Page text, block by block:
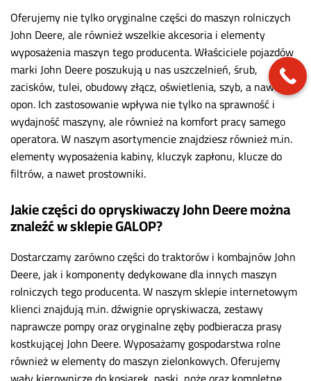
Oferujemy nie tylko oryginalne części do maszyn rolniczych
John Deere, ale również wszelkie akcesoria i elementy
wyposażenia maszyn tego producenta. Właściciele pojazdów
marki John Deere poszukują u nas uszczelnień, śrub,
zacisków, tulei, obudowy złącz, oświetlenia, szyb, a nawet
opon. Ich zastosowanie wpływa nie tylko na sprawność i
wydajność maszyny, ale również na komfort pracy samego
operatora. W naszym asortymencie znajdziesz również m.in.
elementy wyposażenia kabiny, kluczyk zapłonu, klucze do
filtrów, a nawet prostowniki.
Jakie części do opryskiwaczy John Deere można
znaleźć w sklepie GALOP?
Dostarczamy zarówno części do traktorów i kombajnów John
Deere, jak i komponenty dedykowane dla innych maszyn
rolniczych tego producenta. W naszym sklepie internetowym
klienci znajdują m.in. dźwignie opryskiwacza, zestawy
naprawcze pompy oraz oryginalne zęby podbieracza prasy
kostkującej John Deere. Wyposażamy gospodarstwa rolne
również w elementy do maszyn zielonkowych. Oferujemy